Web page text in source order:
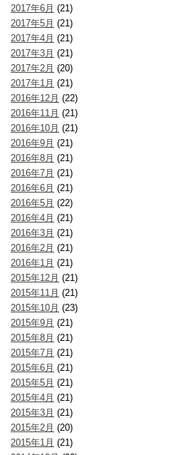
2017年6月 (21)
2017年5月 (21)
2017年4月 (21)
2017年3月 (21)
2017年2月 (20)
2017年1月 (21)
2016年12月 (22)
2016年11月 (21)
2016年10月 (21)
2016年9月 (21)
2016年8月 (21)
2016年7月 (21)
2016年6月 (21)
2016年5月 (22)
2016年4月 (21)
2016年3月 (21)
2016年2月 (21)
2016年1月 (21)
2015年12月 (21)
2015年11月 (21)
2015年10月 (23)
2015年9月 (21)
2015年8月 (21)
2015年7月 (21)
2015年6月 (21)
2015年5月 (21)
2015年4月 (21)
2015年3月 (21)
2015年2月 (20)
2015年1月 (21)